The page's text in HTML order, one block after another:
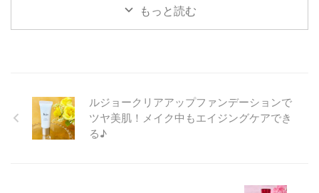
と思います(*^▽^*) NELLマット
ら変えたことはありましたが、
本当に自分に合 ...
イメージしたモチーフの限定品
ツ☆クーリングミストはマリンな
香りが心地いい♪ まず紹介するの
は、 ラリンスポーツ クーリング
もっと読む
ルジョークリアアップファンデーションで
ツヤ美肌！メイク中もエイジングケアでき
る♪